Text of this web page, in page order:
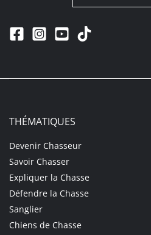
THÉMATIQUES
Devenir Chasseur
Savoir Chasser
Expliquer la Chasse
Défendre la Chasse
Sanglier
Chiens de Chasse